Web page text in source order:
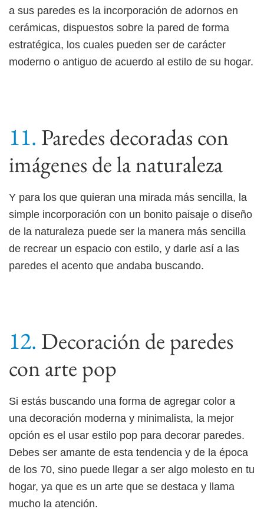
a sus paredes es la incorporación de adornos en
cerámicas, dispuestos sobre la pared de forma
estratégica, los cuales pueden ser de carácter
moderno o antiguo de acuerdo al estilo de su hogar.
Paredes decoradas con
imágenes de la naturaleza
Y para los que quieran una mirada más sencilla, la
simple incorporación con un bonito paisaje o diseño
de la naturaleza puede ser la manera más sencilla
de recrear un espacio con estilo, y darle así a las
paredes el acento que andaba buscando.
Decoración de paredes
con arte pop
Si estás buscando una forma de agregar color a
una decoración moderna y minimalista, la mejor
opción es el usar estilo pop para decorar paredes.
Debes ser amante de esta tendencia y de la época
de los 70, sino puede llegar a ser algo molesto en tu
hogar, ya que es un arte que se destaca y llama
mucho la atención.